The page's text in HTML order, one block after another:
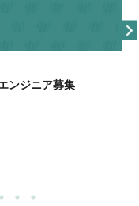
ンジニア募集